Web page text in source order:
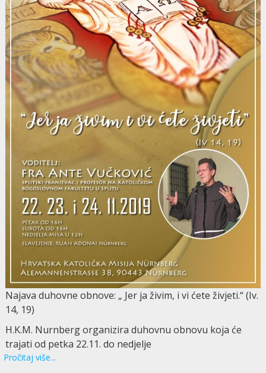
Najava duhovne obnove: „ Jer ja živim, i vi ćete živjeti.“ (Iv.
14, 19)
H.K.M. Nurnberg organizira duhovnu obnovu koja će
trajati od petka 22.11. do nedjelje
Pročitaj više...